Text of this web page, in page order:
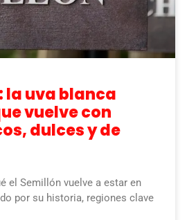
la uva blanca
vuelve con
dulces y de
el Semillón vuelve a estar en
por su historia, regiones clave